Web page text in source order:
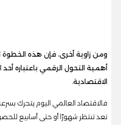
ومن زاوية أخرى، فإن هذه
أهمية التحول الرقمي باعتباره
الاقتصادية.
فالاقتصاد العالمي اليوم يتحرك
تعد تنتظر شهورًا أو حتى أسابيع